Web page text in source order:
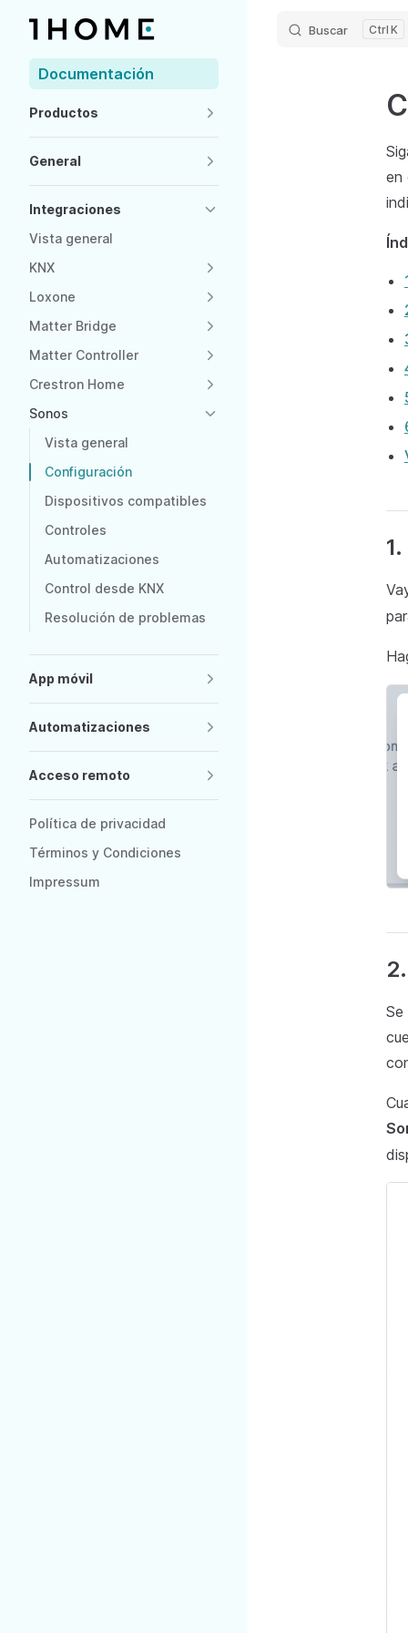
Skip to content Buscar K
Sidebar Navigation
Documentación
Productos
General
Integraciones
Vista general
KNX
Loxone
Matter Bridge
Matter Controller
Crestron Home
Sonos
Vista general
Configuración
Dispositivos compatibles
Controles
Automatizaciones
Control desde KNX
Resolución de problemas
App móvil
Automatizaciones
Acceso remoto
Política de privacidad
Términos y Condiciones
Impressum
en
Se